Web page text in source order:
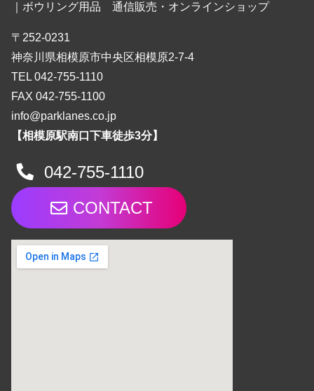
｜ボウリング用品 通信販売・オンラインショップ
〒252-0231
神奈川県相模原市中央区相模原2-7-4
TEL 042-755-1110
FAX 042-755-1100
info@parklanes.co.jp
【相模原駅南口下車徒歩3分】
042-755-1110
CONTACT